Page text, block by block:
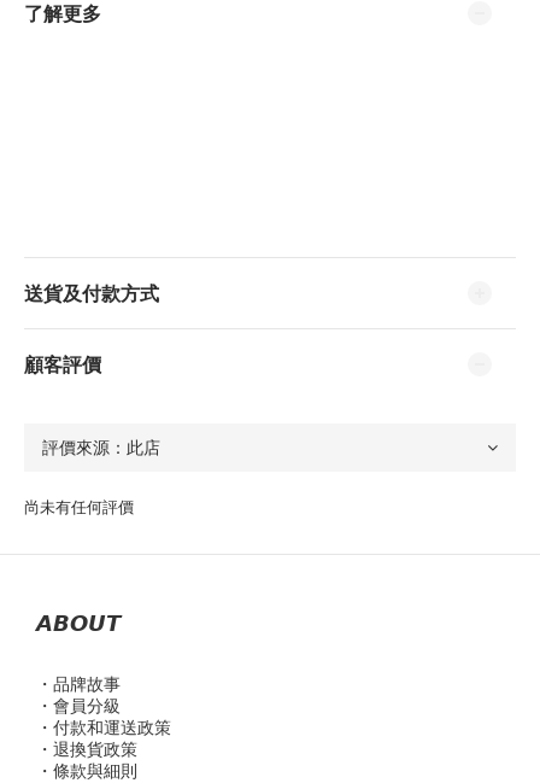
了解更多
送貨及付款方式
顧客評價
尚未有任何評價
𝘼𝘽𝙊𝙐𝙏
・品牌故事
・會員分級
・付款和運送政策
・退換貨政策
・條款與細則